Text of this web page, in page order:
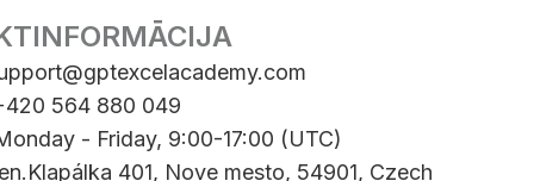
564 880 049
- Friday, 9:00-17:00 (UTC)
401, Nove mesto, 54901, Czech